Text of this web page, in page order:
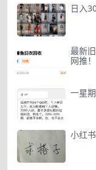
日入
最新
网推！
一星
小红